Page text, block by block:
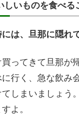
しいものを食べる
は、旦那に隠れ
ってきて旦那が
行く、急な飲み
しまいましょう
よ。